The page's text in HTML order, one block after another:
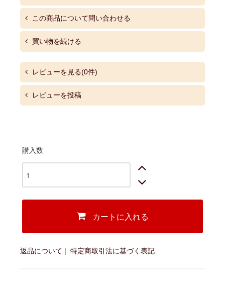
この商品について問い合わせる
買い物を続ける
レビューを見る(0件)
レビューを投稿
購入数
カートに入れる
返品について | 特定商取引法に基づく表記